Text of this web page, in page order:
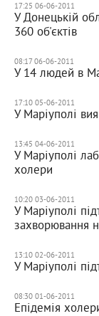
17:25 06-06-2011
У Донецькій
360 об'єктів
08:17 06-06-2011
У 14 людей в
17:10 05-06-2011
У Маріуполі
13:45 04-06-2011
У Маріуполі
холери
10:20 03-06-2011
У Маріуполі
захворювання
13:10 02-06-2011
У Маріуполі
08:30 01-06-2011
Епідемія